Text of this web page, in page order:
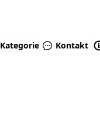
Kategorie Kontakt